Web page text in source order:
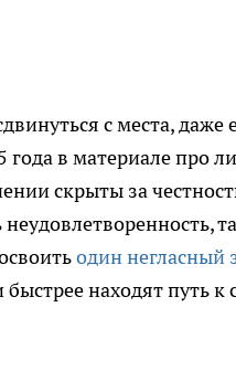
с места, даже
года в материале про
скрыты за
один негласный
находят путь к